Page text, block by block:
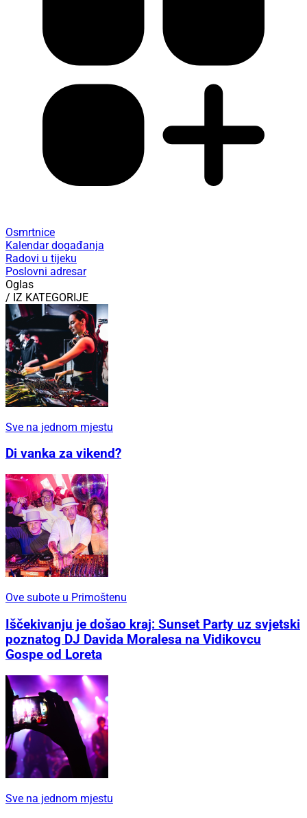
Osmrtnice
Kalendar događanja
Radovi u tijeku
Poslovni adresar
Oglas
/ IZ KATEGORIJE
Sve na jednom mjestu
Di vanka za vikend?
Ove subote u Primoštenu
Iščekivanju je došao kraj: Sunset Party uz svjetski
poznatog DJ Davida Moralesa na Vidikovcu
Gospe od Loreta
Sve na jednom mjestu